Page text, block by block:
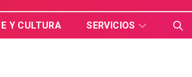
Y CULTURA SERVICIOS